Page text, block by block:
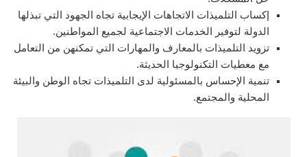
إكساب التلميذات الاتجاهات الإيجابية تجاه الجهود التي تبذلها
الدولة لتوفير الخدمات الاجتماعية لجميع المواطنين.
تزويد التلميذات بالمعارف والمهارات التي تمكنهن من التعامل
مع معطيات التكنولوجيا الحديثة.
تنمية الإحساس بالمسئولية لدى التلميذات تجاه الوطن والبيئة
المحلية والمجتمع.